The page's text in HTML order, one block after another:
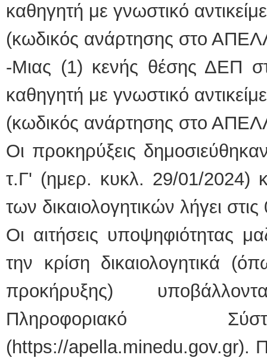
καθηγητή με γνωστικό
(κωδικός ανάρτησης στο
-Μιας (1) κενής θέσης ΔΕΠ
καθηγητή με γνωστικό
(κωδικός ανάρτησης στο
Οι προκηρύξεις
τ.Γ' (ημερ. κυκλ. 29/01/2024)
των δικαιολογητικών λήγει
Οι αιτήσεις υποψηφιότητας
την κρίση δικαιολογητικά
προκήρυξης)
Πληροφοριακό
(https://apella.minedu.gov.gr).